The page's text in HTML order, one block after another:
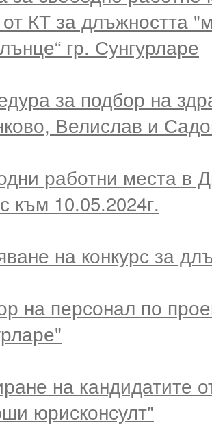
КТ за длъжността
гр. Сунгурларе
за подбор на
Велислав и
работни места в
към 10.05.2024г.
на конкурс за
на персонал по
на кандидатите
юрисконсулт"